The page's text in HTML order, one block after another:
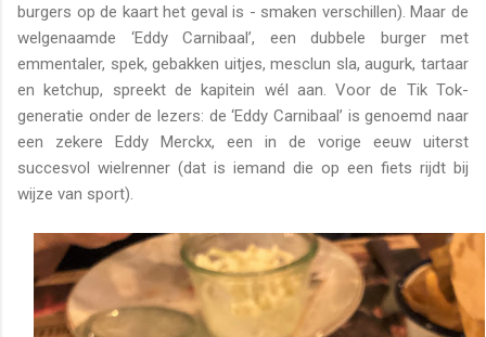
burgers op de kaart het geval is - smaken verschillen). Maar de
welgenaamde ‘Eddy Carnibaal’, een dubbele burger met
emmentaler, spek, gebakken uitjes, mesclun sla, augurk, tartaar
en ketchup, spreekt de kapitein wél aan. Voor de Tik Tok-
generatie onder de lezers: de ‘Eddy Carnibaal’ is genoemd naar
een zekere Eddy Merckx, een in de vorige eeuw uiterst
succesvol wielrenner (dat is iemand die op een fiets rijdt bij
wijze van sport).